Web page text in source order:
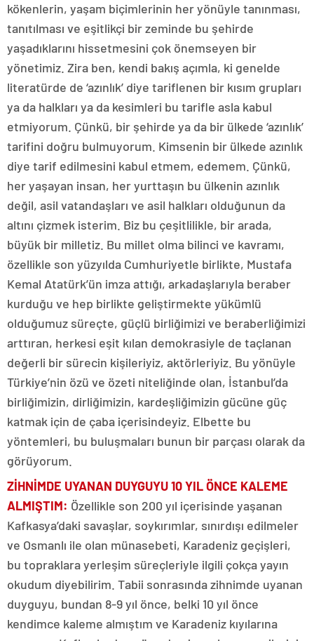
kökenlerin, yaşam biçimlerinin her yönüyle tanınması,
tanıtılması ve eşitlikçi bir zeminde bu şehirde
yaşadıklarını hissetmesini çok önemseyen bir
yönetimiz. Zira ben, kendi bakış açımla, ki genelde
literatürde de ‘azınlık’ diye tariflenen bir kısım grupları
ya da halkları ya da kesimleri bu tarifle asla kabul
etmiyorum. Çünkü, bir şehirde ya da bir ülkede ‘azınlık’
tarifini doğru bulmuyorum. Kimsenin bir ülkede azınlık
diye tarif edilmesini kabul etmem, edemem. Çünkü,
her yaşayan insan, her yurttaşın bu ülkenin azınlık
değil, asil vatandaşları ve asil halkları olduğunun da
altını çizmek isterim. Biz bu çeşitlilikle, bir arada,
büyük bir milletiz. Bu millet olma bilinci ve kavramı,
özellikle son yüzyılda Cumhuriyetle birlikte, Mustafa
Kemal Atatürk’ün imza attığı, arkadaşlarıyla beraber
kurduğu ve hep birlikte geliştirmekte yükümlü
olduğumuz süreçte, güçlü birliğimizi ve beraberliğimizi
arttıran, herkesi eşit kılan demokrasiyle de taçlanan
değerli bir sürecin kişileriyiz, aktörleriyiz. Bu yönüyle
Türkiye’nin özü ve özeti niteliğinde olan, İstanbul’da
birliğimizin, dirliğimizin, kardeşliğimizin gücüne güç
katmak için de çaba içerisindeyiz. Elbette bu
yöntemleri, bu buluşmaları bunun bir parçası olarak da
görüyorum.
ZİHNİMDE UYANAN DUYGUYU 10 YIL ÖNCE KALEME
ALMIŞTIM: Özellikle son 200 yıl içerisinde yaşanan
Kafkasya’daki savaşlar, soykırımlar, sınırdışı edilmeler
ve Osmanlı ile olan münasebeti, Karadeniz geçişleri,
bu topraklara yerleşim süreçleriyle ilgili çokça yayın
okudum diyebilirim. Tabii sonrasında zihnimde uyanan
duyguyu, bundan 8-9 yıl önce, belki 10 yıl önce
kendimce kaleme almıştım ve Karadeniz kıyılarına